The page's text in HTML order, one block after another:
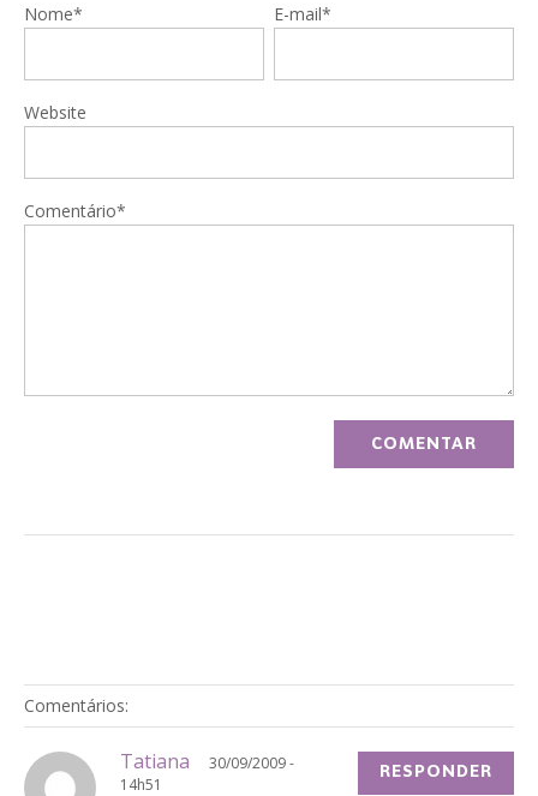
Nome* E-mail*
Website
Comentário*
Comentários:
Tatiana
30/09/2009 -
14h51
RESPONDER